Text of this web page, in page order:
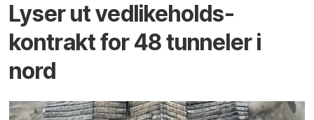
Lyser ut vedlikeholds­
kontrakt for 48 tunneler i
nord